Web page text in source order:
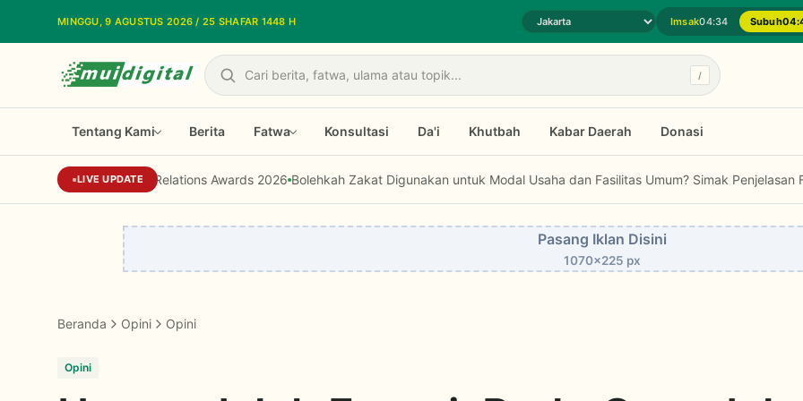
MINGGU, 9 AGUSTUS 2026 / 25 SHAFAR 1448 H Pilih daerah jadwal sholat Imsak04:34 Subuh
Cari
/
Tentang Kami Berita Fatwa Konsultasi Da'i Khutbah Kabar Daerah Donasi
LIVE UPDATE
Public Relations Awards 2026 Bolehkah Zakat Digunakan untuk Modal Usaha dan Fasilitas Umum? Simak Penjelasan Fatwa MUI...
Pasang Iklan Disini
1070x225 px
Beranda Opini Opini
Opini